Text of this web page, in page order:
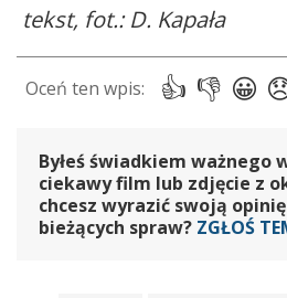
tekst, fot.: D. Kapała
Byłeś świadkiem ważnego
ciekawy film lub zdjęcie z
chcesz wyrazić swoją
bieżących spraw? ZGŁOŚ